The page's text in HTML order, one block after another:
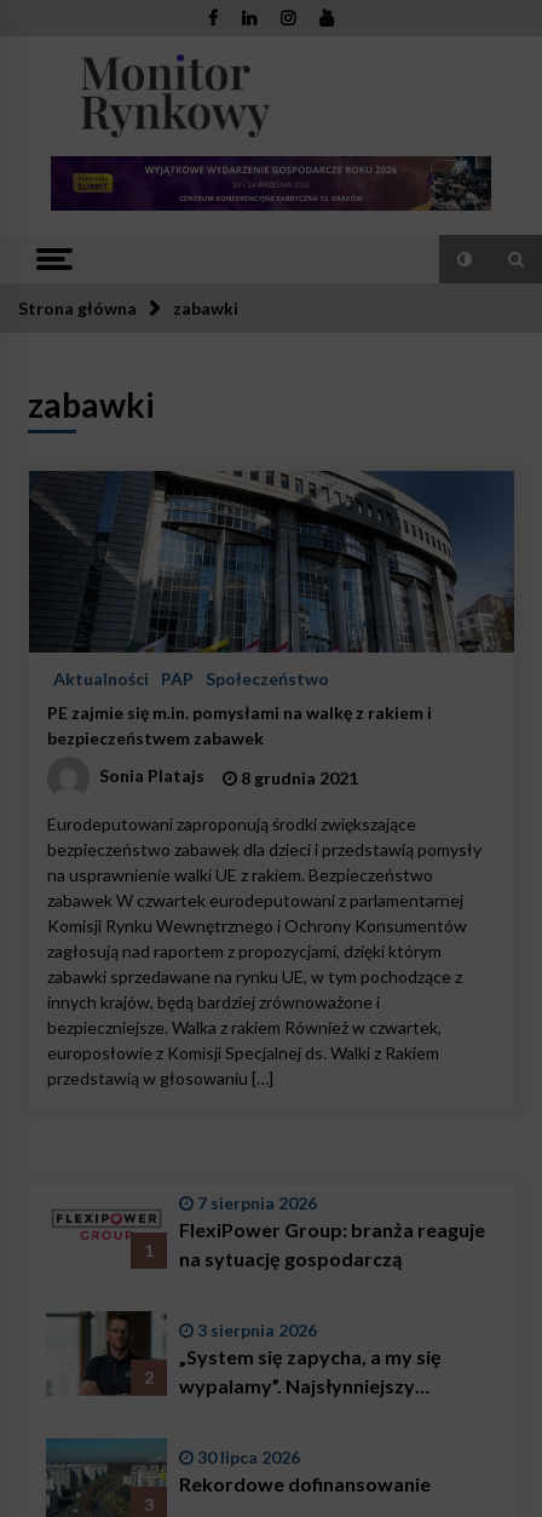
Monitor
Rynkowy
Strona główna zabawki
zabawki
Aktualności PAP
Społeczeństwo
PE zajmie się m.in. pomysłami na walkę z rakiem i
bezpieczeństwem zabawek
Sonia Platajs
8 grudnia 2021
Eurodeputowani zaproponują środki zwiększające
bezpieczeństwo zabawek dla dzieci i przedstawią pomysły
na usprawnienie walki UE z rakiem. Bezpieczeństwo
zabawek W czwartek eurodeputowani z parlamentarnej
Komisji Rynku Wewnętrznego i Ochrony Konsumentów
zagłosują nad raportem z propozycjami, dzięki którym
zabawki sprzedawane na rynku UE, w tym pochodzące z
innych krajów, będą bardziej zrównoważone i
bezpieczniejsze. Walka z rakiem Również w czwartek,
europosłowie z Komisji Specjalnej ds. Walki z Rakiem
przedstawią w głosowaniu […]
1
7 sierpnia 2026
FlexiPower Group: branża reaguje
na sytuację gospodarczą
2
3 sierpnia 2026
„System się zapycha, a my się
wypalamy”. Najsłynniejszy
problemem są nie tylko choroby
3
30 lipca 2026
Rekordowe dofinansowanie